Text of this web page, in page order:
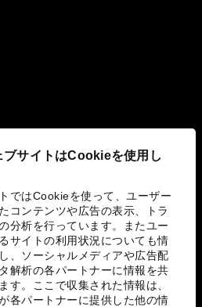
ブサイトはCookieを使用し
ではCookieを使って、ユーザー
コンテンツや広告の表示、トラ
分析を行っています。またユー
サイトの利用状況についても情
、ソーシャルメディアや広告配
解析の各パートナーに情報を共
す。ここで収集された情報は、
各パートナーに提供した他の情
組み